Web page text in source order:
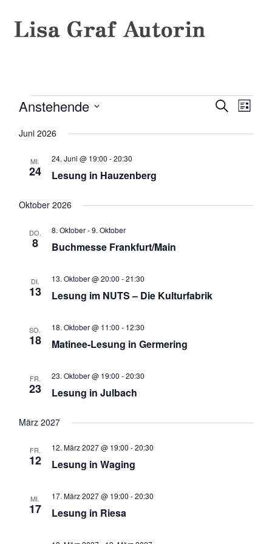
Veranstaltungen Suche
Liste
Anstehende
wählen.
Juni 2026
MI.
24 Lesung in Hauzenberg
24. Juni @ 19:00 -20:30
Oktober 2026
DO.
8 Buchmesse Frankfurt/Main
8. Oktober-9. Oktober
DI.
13 Lesung im NUTS – Die Kulturfabrik
13. Oktober @ 20:00 -21:30
SO.
18 Matinee-Lesung in Germering
18. Oktober @ 11:00 - 12:30
FR.
23 Lesung in Julbach
23. Oktober @ 19:00 -20:30
März 2027
FR.
12 Lesung in Waging
12. März 2027 @ 19:00 -20:30
MI.
17 Lesung in Riesa
17. März 2027 @ 19:00 -20:30